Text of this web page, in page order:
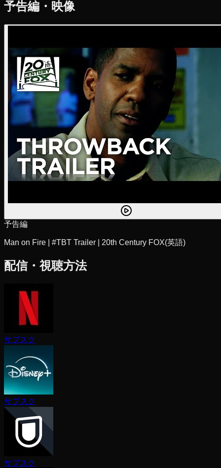
予告編・映像
予告編
Man on Fire | #TBT Trailer | 20th Century FOX(英語)
配信・視聴方法
サブスク
サブスク
サブスク